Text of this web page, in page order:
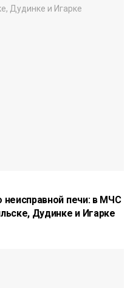
печи: в МЧС
Дудинке и Игарке